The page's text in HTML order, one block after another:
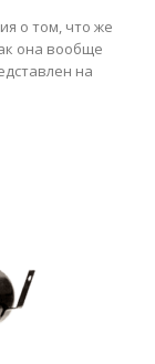
о том, что же
она вообще
на